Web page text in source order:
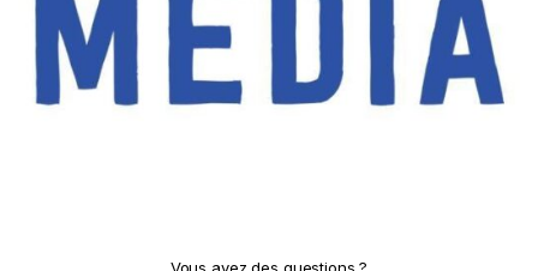
Vous avez des questions ?